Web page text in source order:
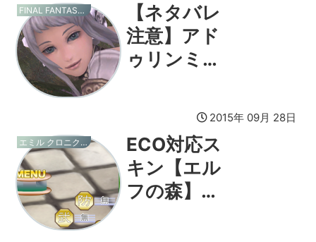
FINAL FANTASY XI
【ネタバレ
注意】アド
ゥリンミッ
2015年 09月 28日
エミル クロニクル オンライン
ECO対応ス
キン【エル
フの森】